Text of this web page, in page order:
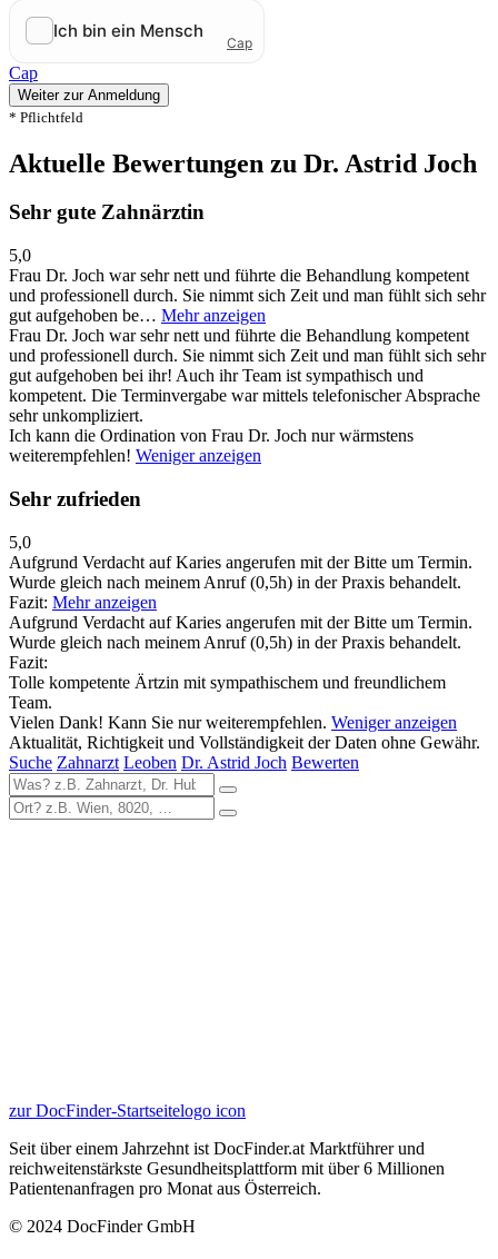
Cap
Weiter zur Anmeldung
* Pflichtfeld
Aktuelle Bewertungen zu Dr. Astrid Joch
Sehr gute Zahnärztin
5,0
Frau Dr. Joch war sehr nett und führte die Behandlung kompetent
und professionell durch. Sie nimmt sich Zeit und man fühlt sich sehr
gut aufgehoben be… Mehr anzeigen
Frau Dr. Joch war sehr nett und führte die Behandlung kompetent
und professionell durch. Sie nimmt sich Zeit und man fühlt sich sehr
gut aufgehoben bei ihr! Auch ihr Team ist sympathisch und
kompetent. Die Terminvergabe war mittels telefonischer Absprache
sehr unkompliziert.
Ich kann die Ordination von Frau Dr. Joch nur wärmstens
weiterempfehlen! Weniger anzeigen
Sehr zufrieden
5,0
Aufgrund Verdacht auf Karies angerufen mit der Bitte um Termin.
Wurde gleich nach meinem Anruf (0,5h) in der Praxis behandelt.
Fazit: Mehr anzeigen
Aufgrund Verdacht auf Karies angerufen mit der Bitte um Termin.
Wurde gleich nach meinem Anruf (0,5h) in der Praxis behandelt.
Fazit:
Tolle kompetente Ärtzin mit sympathischem und freundlichem
Team.
Vielen Dank! Kann Sie nur weiterempfehlen. Weniger anzeigen
Aktualität, Richtigkeit und Vollständigkeit der Daten ohne Gewähr.
Suche Zahnarzt Leoben Dr. Astrid Joch Bewerten
zur DocFinder-Startseitelogo icon
Seit über einem Jahrzehnt ist DocFinder.at Marktführer und
reichweitenstärkste Gesundheitsplattform mit über 6 Millionen
Patientenanfragen pro Monat aus Österreich.
© 2024 DocFinder GmbH